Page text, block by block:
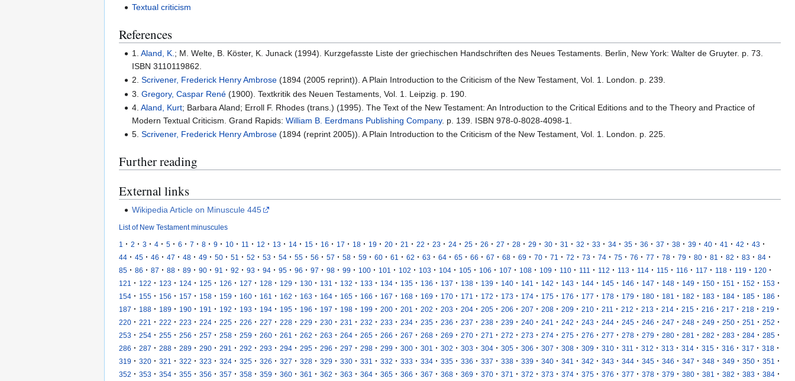
Textual criticism
References
1.Aland, K. ; M. Welte, B. Köster, K. Junack (1994). Kurzgefasste Liste der griechischen Handschriften des Neues Testaments. Berlin, New York: Walter de Gruyter. p. 73.
ISBN 3110119862.
2.Scrivener, Frederick Henry Ambrose (1894 (2005 reprint)). A Plain Introduction to the Criticism of the New Testament, Vol. 1. London. p. 239.
3.Gregory, Caspar René (1900). Textkritik des Neuen Testaments, Vol. 1. Leipzig. p. 190.
4.Aland, Kurt; Barbara Aland; Erroll F. Rhodes (trans.) (1995). The Text of the New Testament: An Introduction to the Critical Editions and to the Theory and Practice of
Modern Textual Criticism. Grand Rapids:William B. Eerdmans Publishing Company. p. 139. ISBN 978-0-8028-4098-1.
5.Scrivener, Frederick Henry Ambrose (1894 (reprint 2005)). A Plain Introduction to the Criticism of the New Testament, Vol. 1. London. p. 225.
Further reading
External links
Wikipedia Article on Minuscule 445
List of New Testament minuscules
1 · 2 · 3 · 4 · 5 · 6 · 7 · 8 · 9 · 10 · 11 · 12 · 13 · 14 · 15 · 16 · 17 · 18 · 19 · 20 · 21 · 22 · 23 · 24 · 25 · 26 · 27 · 28 · 29 · 30 · 31 · 32 · 33 · 34 · 35 · 36 · 37 · 38 · 39 · 40 · 41 · 42 · 43 ·
44 · 45 · 46 · 47 · 48 · 49 · 50 · 51 · 52 · 53 · 54 · 55 · 56 · 57 · 58 · 59 · 60 · 61 · 62 · 63 · 64 · 65 · 66 · 67 · 68 · 69 · 70 · 71 · 72 · 73 · 74 · 75 · 76 · 77 · 78 · 79 · 80 · 81 · 82 · 83 · 84 ·
85 · 86 · 87 · 88 · 89 · 90 · 91 · 92 · 93 · 94 · 95 · 96 · 97 · 98 · 99 · 100 · 101 · 102 · 103 · 104 · 105 · 106 · 107 · 108 · 109 · 110 · 111 · 112 · 113 · 114 · 115 · 116 · 117 · 118 · 119 · 120 ·
121 · 122 · 123 · 124 · 125 · 126 · 127 · 128 · 129 · 130 · 131 · 132 · 133 · 134 · 135 · 136 · 137 · 138 · 139 · 140 · 141 · 142 · 143 · 144 · 145 · 146 · 147 · 148 · 149 · 150 · 151 · 152 · 153 ·
154 · 155 · 156 · 157 · 158 · 159 · 160 · 161 · 162 · 163 · 164 · 165 · 166 · 167 · 168 · 169 · 170 · 171 · 172 · 173 · 174 · 175 · 176 · 177 · 178 · 179 · 180 · 181 · 182 · 183 · 184 · 185 · 186 ·
187 · 188 · 189 · 190 · 191 · 192 · 193 · 194 · 195 · 196 · 197 · 198 · 199 · 200 · 201 · 202 · 203 · 204 · 205 · 206 · 207 · 208 · 209 · 210 · 211 · 212 · 213 · 214 · 215 · 216 · 217 · 218 · 219 ·
220 · 221 · 222 · 223 · 224 · 225 · 226 · 227 · 228 · 229 · 230 · 231 · 232 · 233 · 234 · 235 · 236 · 237 · 238 · 239 · 240 · 241 · 242 · 243 · 244 · 245 · 246 · 247 · 248 · 249 · 250 · 251 · 252 ·
253 · 254 · 255 · 256 · 257 · 258 · 259 · 260 · 261 · 262 · 263 · 264 · 265 · 266 · 267 · 268 · 269 · 270 · 271 · 272 · 273 · 274 · 275 · 276 · 277 · 278 · 279 · 280 · 281 · 282 · 283 · 284 · 285 ·
286 · 287 · 288 · 289 · 290 · 291 · 292 · 293 · 294 · 295 · 296 · 297 · 298 · 299 · 300 · 301 · 302 · 303 · 304 · 305 · 306 · 307 · 308 · 309 · 310 · 311 · 312 · 313 · 314 · 315 · 316 · 317 · 318 ·
319 · 320 · 321 · 322 · 323 · 324 · 325 · 326 · 327 · 328 · 329 · 330 · 331 · 332 · 333 · 334 · 335 · 336 · 337 · 338 · 339 · 340 · 341 · 342 · 343 · 344 · 345 · 346 · 347 · 348 · 349 · 350 · 351 ·
352 · 353 · 354 · 355 · 356 · 357 · 358 · 359 · 360 · 361 · 362 · 363 · 364 · 365 · 366 · 367 · 368 · 369 · 370 · 371 · 372 · 373 · 374 · 375 · 376 · 377 · 378 · 379 · 380 · 381 · 382 · 383 · 384 ·